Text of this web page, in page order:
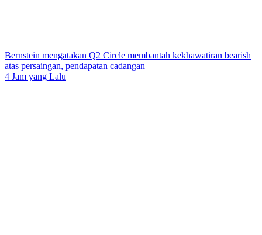
Bernstein mengatakan Q2 Circle membantah kekhawatiran bearish
atas persaingan, pendapatan cadangan
4 Jam yang Lalu